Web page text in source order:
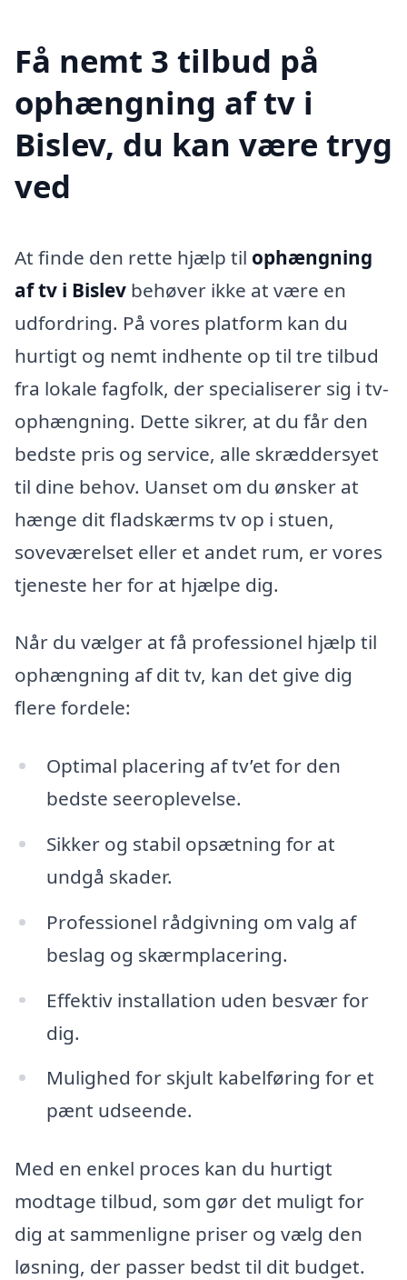
Få nemt 3 tilbud på
ophængning af tv i
Bislev, du kan være tryg
ved
At finde den rette hjælp til ophængning
af tv i Bislev behøver ikke at være en
udfordring. På vores platform kan du
hurtigt og nemt indhente op til tre tilbud
fra lokale fagfolk, der specialiserer sig i tv-
ophængning. Dette sikrer, at du får den
bedste pris og service, alle skræddersyet
til dine behov. Uanset om du ønsker at
hænge dit fladskærms tv op i stuen,
soveværelset eller et andet rum, er vores
tjeneste her for at hjælpe dig.
Når du vælger at få professionel hjælp til
ophængning af dit tv, kan det give dig
flere fordele:
Optimal placering af tv’et for den
bedste seeroplevelse.
Sikker og stabil opsætning for at
undgå skader.
Professionel rådgivning om valg af
beslag og skærmplacering.
Effektiv installation uden besvær for
dig.
Mulighed for skjult kabelføring for et
pænt udseende.
Med en enkel proces kan du hurtigt
modtage tilbud, som gør det muligt for
dig at sammenligne priser og vælg den
løsning, der passer bedst til dit budget.